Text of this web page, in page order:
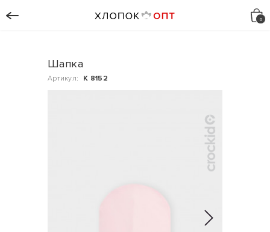
Шапка
Артикул: К 8152